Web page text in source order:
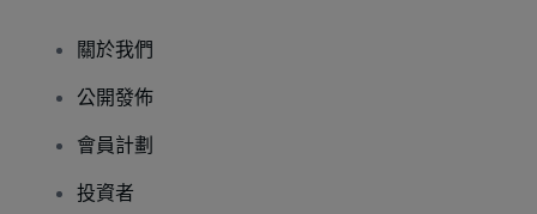
關於我們
公開發佈
會員計劃
投資者